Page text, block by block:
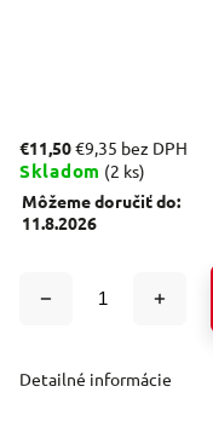
€11,50€9,35 bez DPH
Skladom (2 ks)
Môžeme doručiť do:
11.8.2026
Detailné informácie